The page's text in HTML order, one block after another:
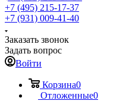
+7 (495) 215-17-37
+7 (931) 009-41-40
Заказать звонок
Задать вопрос
Войти
Корзина0
Отложенные0